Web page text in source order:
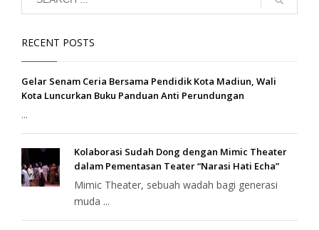
RECENT POSTS
Gelar Senam Ceria Bersama Pendidik Kota Madiun, Wali
Kota Luncurkan Buku Panduan Anti Perundungan
...
Kolaborasi Sudah Dong dengan Mimic Theater
dalam Pementasan Teater “Narasi Hati Echa”
Mimic Theater, sebuah wadah bagi generasi
muda ...